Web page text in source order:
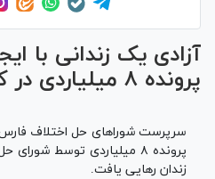
آزادی یک زندانی با
پرونده ۸ میلیاردی در کازرون
سرپرست شورا‌های حل اختلاف
پرونده ۸ میلیاردی توسط
زندان رهایی یافت.